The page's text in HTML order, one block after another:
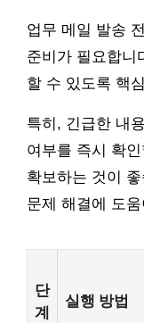
업무 메일 발송
준비가 필요합니
할 수 있도록 핵
특히, 긴급한 내
여부를 즉시 확
확보하는 것이
문제 해결에 도
단
계
실행 방법